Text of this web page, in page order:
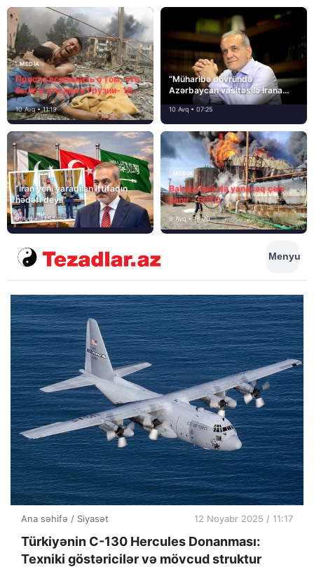
MEDİA
Просто вспомнить о том, что
было в эти дни в Грузии- 18
лет назад, 8 августа 2008
года…
10 Avq • 11:19
“Müharibə dövründə
Azərbaycan vasitəsilə İrana
yardım və dəstək göstərilib”
10 Avq • 07:25
“İran yeni yaradılan ittifaqın
hədəfi deyil”
9 Avq • 21:54
MEDİA
Bakıda hələ də yanacaq çəni
yanır – FOTO
9 Avq • 18:00
Menyu
Ana səhifə / Siyasət 12 Noyabr 2025 / 11:17
Türkiyənin C-130 Hercules Donanması:
Texniki göstəricilər və mövcud struktur